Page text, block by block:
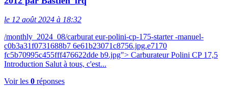
le 12 août 2024 à 18:32
/monthly_2024_08/carburat eur-polini-cp-175-starter -manuel-
c0b3a31f0731688b7 6e61b23071c8756.jpg.e7170
fc5b70995c455fff476622dde b9.jpg"> Carburateur Polini CP 17,5
Introduction Salut à tous, c'est...
Voir les 0 réponses